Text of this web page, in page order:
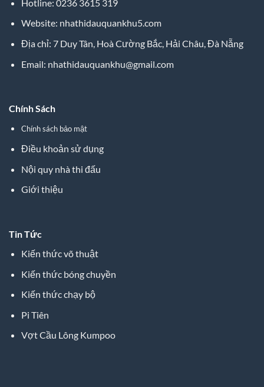
Hotline: 0236 3615 319
Website: nhathidauquankhu5.com
Địa chỉ: 7 Duy Tân, Hoà Cường Bắc, Hải Châu, Đà Nẵng
Email: nhathidauquankhu@gmail.com
Chính Sách
Chính sách bảo mật
Điều khoản sử dụng
Nội quy nhà thi đấu
Giới thiệu
Tin Tức
Kiến thức võ thuật
Kiến thức bóng chuyền
Kiến thức chạy bộ
Pi Tiên
Vợt Cầu Lông Kumpoo